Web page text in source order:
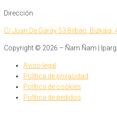
Dirección
C/ Juan De Garay 53 Bilbao, Bizkaia,
Copyright © 2026 – Ñam Ñam |
Aviso legal
Política de privacidad
Política de cookies
Política de pedidos